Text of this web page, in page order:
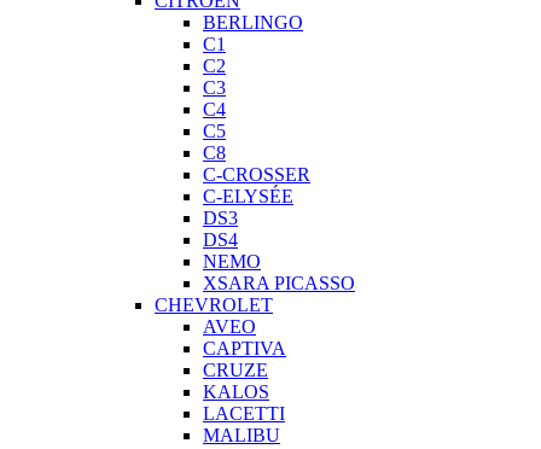
BERLINGO
C1
C2
C3
C4
C5
C8
C-CROSSER
C-ELYSÉE
DS3
DS4
NEMO
XSARA PICASSO
CHEVROLET
AVEO
CAPTIVA
CRUZE
KALOS
LACETTI
MALIBU